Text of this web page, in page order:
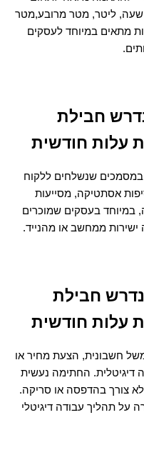
הפעילות שלך: יחידות כמו מטר, ק"ג, שעה, ליטר, מטר מרובע,מטר
(כמו בהצעות מחיר). תמונות אלו מוסיפות אסתטיקה, מסייעות
ישירות ממחשב או מהנייד.
הסכם) ללקוח או לספק, לצורך חתימה דיגיטלית. החתימה נעשית